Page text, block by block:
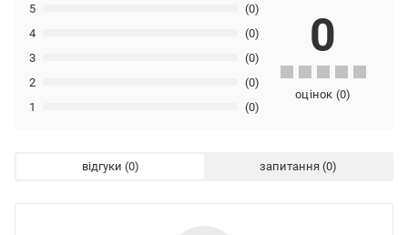
1 (0)
2 (0)
3 (0)
4 (0)
5 (0)
0
оцінок (0)
відгуки запитання